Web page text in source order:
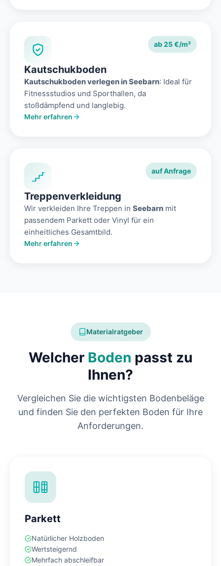
ab 25 €/m²
Kautschukboden
Kautschukboden verlegen in Seebarn: Ideal für
Fitnessstudios und Sporthallen, da
stoßdämpfend und langlebig.
Mehr erfahren
auf Anfrage
Treppenverkleidung
Wir verkleiden Ihre Treppen in Seebarn mit
passendem Parkett oder Vinyl für ein
einheitliches Gesamtbild.
Mehr erfahren
Materialratgeber
Welcher Boden passt zu
Ihnen?
Vergleichen Sie die wichtigsten Bodenbeläge
und finden Sie den perfekten Boden für Ihre
Anforderungen.
Parkett
Natürlicher Holzboden
Wertsteigernd
Mehrfach abschleifbar